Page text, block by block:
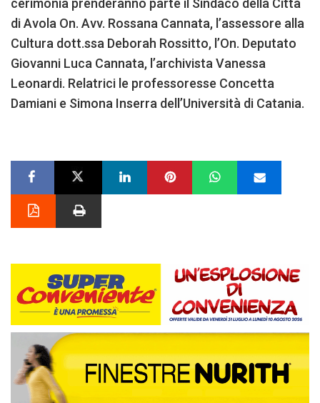
cerimonia prenderanno parte il Sindaco della Città
di Avola On. Avv. Rossana Cannata, l’assessore alla
Cultura dott.ssa Deborah Rossitto, l’On. Deputato
Giovanni Luca Cannata, l’archivista Vanessa
Leonardi. Relatrici le professoresse Concetta
Damiani e Simona Inserra dell’Università di Catania.